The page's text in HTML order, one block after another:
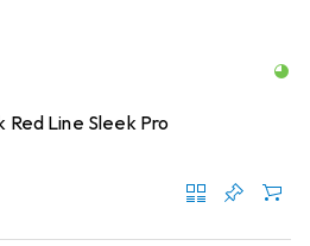
Line Sleek Pro